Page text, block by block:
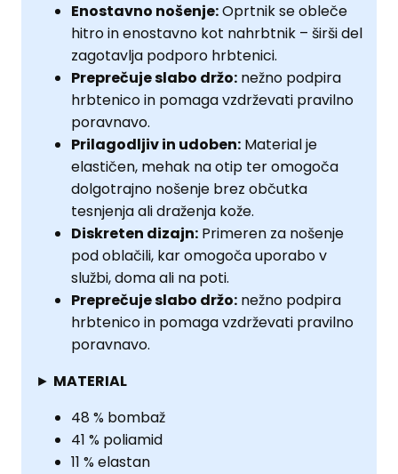
Enostavno nošenje:Oprtnik se obleče
hitro in enostavno kot nahrbtnik – širši del
zagotavlja podporo hrbtenici.
Preprečuje slabo držo: nežno podpira
hrbtenico in pomaga vzdrževati pravilno
poravnavo.
Prilagodljiv in udoben: Material je
elastičen, mehak na otip ter omogoča
dolgotrajno nošenje brez občutka
tesnjenja ali draženja kože.
Diskreten dizajn: Primeren za nošenje
pod oblačili, kar omogoča uporabo v
službi, doma ali na poti.
Preprečuje slabo držo: nežno podpira
hrbtenico in pomaga vzdrževati pravilno
poravnavo.
► MATERIAL
48 % bombaž
41 % poliamid
11 % elastan